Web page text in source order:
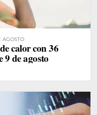
AGOSTO
calor con 36
9 de agosto